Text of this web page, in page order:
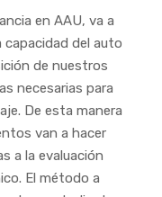
en AAU, va a
del auto
de nuestros
necesarias para
De esta manera
van a hacer
a la evaluación
El método a